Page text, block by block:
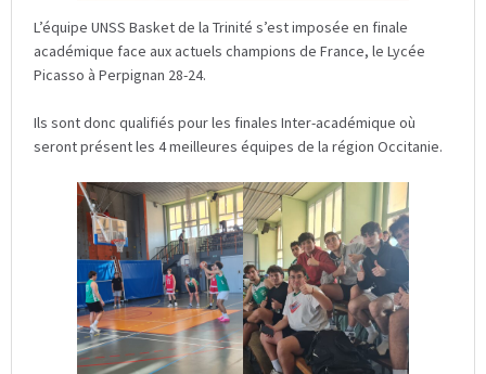
L’équipe UNSS Basket de la Trinité s’est imposée en finale
académique face aux actuels champions de France, le Lycée
Picasso à Perpignan 28-24.
Ils sont donc qualifiés pour les finales Inter-académique où
seront présent les 4 meilleures équipes de la région Occitanie.